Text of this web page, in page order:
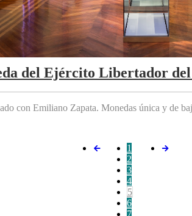
del Ejército Libertador
con Emiliano Zapata. Monedas única y de
1
2
3
4
5
6
7